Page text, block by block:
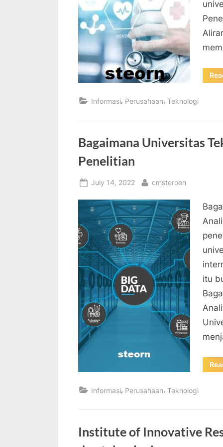
Informasi, Perusahaan, Teknologi
Bagaimana Universitas
Penelitian
Posted
July 14, 2022 By
cmsteroen
itu
Informasi, Perusahaan, Teknologi
Institute of Innovative